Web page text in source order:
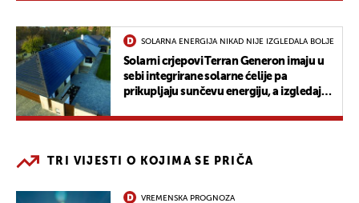
SOLARNA ENERGIJA NIKAD NIJE IZGLEDALA BOLJE
Solarni crjepovi Terran Generon imaju u
sebi integrirane solarne ćelije pa
prikupljaju sunčevu energiju, a izgledaju
TRI VIJESTI O KOJIMA SE PRIČA
VREMENSKA PROGNOZA